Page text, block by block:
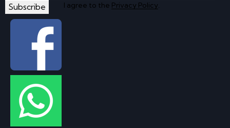
Subscribe I agree to the Privacy Policy.